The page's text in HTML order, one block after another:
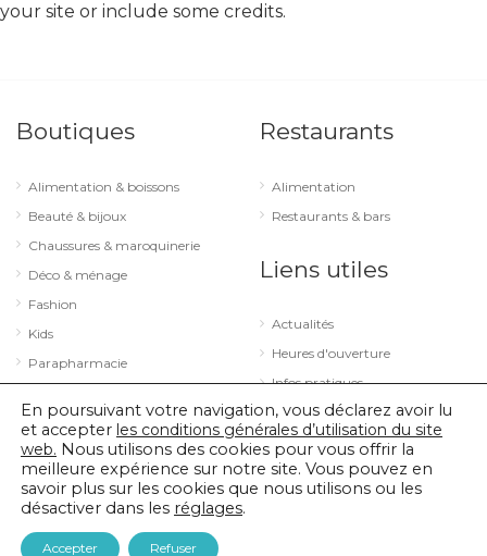
your site or include some credits.
Boutiques
Alimentation & boissons
Beauté & bijoux
Chaussures & maroquinerie
Déco & ménage
Fashion
Kids
Parapharmacie
Sport & loisirs
Technologie & optique
Restaurants
Alimentation
Restaurants & bars
Liens utiles
Actualités
Heures d'ouverture
Infos pratiques
© 2026 City Concorde |Mentions légales
En poursuivant votre navigation, vous déclarez avoir lu
et accepter les conditions générales d’utilisation du site
web. Nous utilisons des cookies pour vous offrir la
meilleure expérience sur notre site. Vous pouvez en
savoir plus sur les cookies que nous utilisons ou les
désactiver dans les réglages.
Accepter Refuser